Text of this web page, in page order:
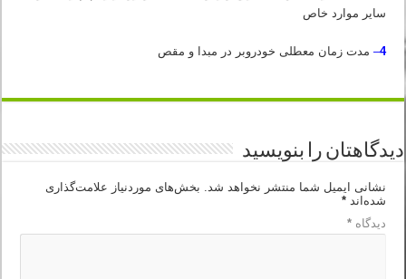
سایر موارد خاص
4
– مدت زمان معطلی خودروبر در مبدا و مقص
دیدگاهتان را بنویسید
نشانی ایمیل شما منتشر نخواهد شد.
بخش‌های موردنیاز علامت‌گذاری
شده‌اند*
دیدگاه*